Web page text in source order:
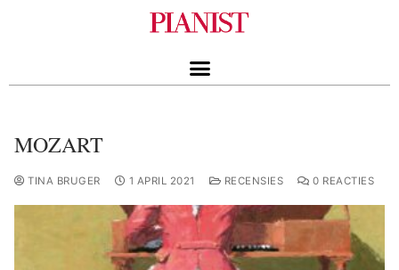
MOZART
TINA BRUGER 1 APRIL 2021 RECENSIES 0 REACTIES